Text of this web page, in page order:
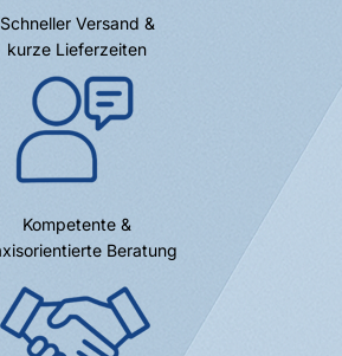
Schneller Versand &
kurze Lieferzeiten
Kompetente &
Beratung